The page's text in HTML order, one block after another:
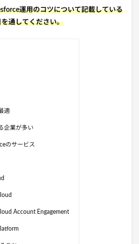
運用のコツについて記載している
通してください。
適
企業が多い
のサービス
Account Engagement